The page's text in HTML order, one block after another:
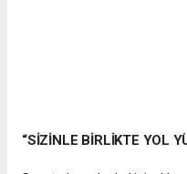
“SİZİNLE BİRLİKTE YOL